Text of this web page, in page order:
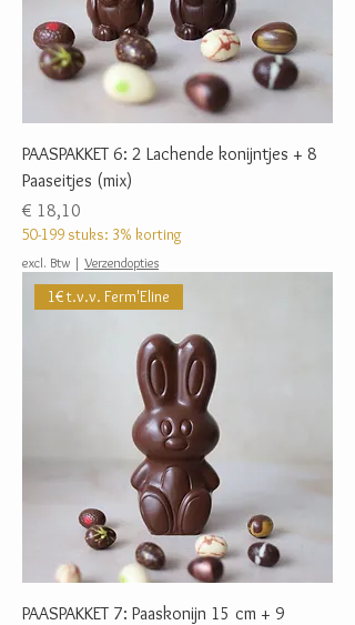
PAASPAKKET 6: 2 Lachende konijntjes + 8
Paaseitjes (mix)
Prijs
€ 18,10
50-199 stuks: 3% korting
excl. Btw | Verzendopties
1€ t.v.v. Ferm'Eline
PAASPAKKET 7: Paaskonijn 15 cm + 9